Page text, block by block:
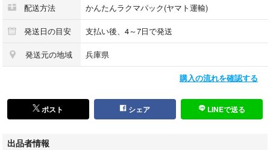
配送方法 かんたんラクマパック(ヤマト運輸)
発送日の目安 支払い後、4～7日で発送
発送元の地域 兵庫県
購入の流れを確認する
ポスト シェア LINEで送る
出品者情報